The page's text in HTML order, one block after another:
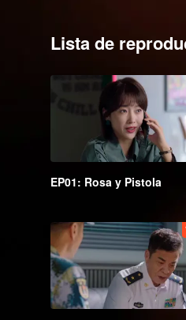
Lista de
EP01: Rosa y Pistola